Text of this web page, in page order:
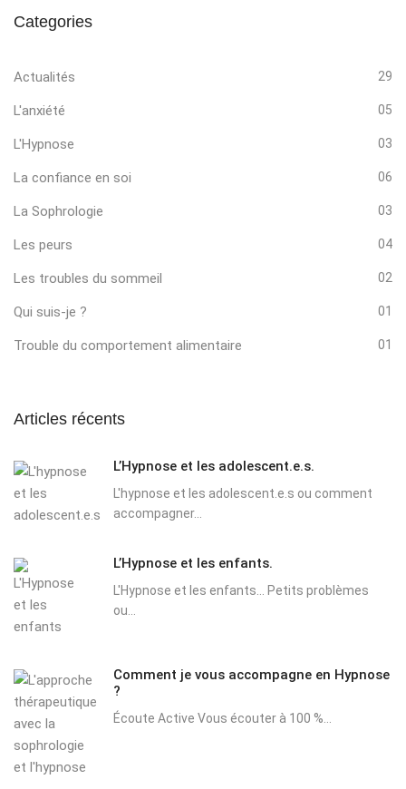
Categories
Actualités 29
L'anxiété 05
L'Hypnose 03
La confiance en soi 06
La Sophrologie 03
Les peurs 04
Les troubles du sommeil 02
Qui suis-je ? 01
Trouble du comportement alimentaire 01
Articles récents
L’Hypnose et les adolescent.e.s.
L'hypnose et les adolescent.e.s ou comment
accompagner...
L’Hypnose et les enfants.
L'Hypnose et les enfants... Petits problèmes
ou...
Comment je vous accompagne en Hypnose
?
Écoute Active Vous écouter à 100 %...